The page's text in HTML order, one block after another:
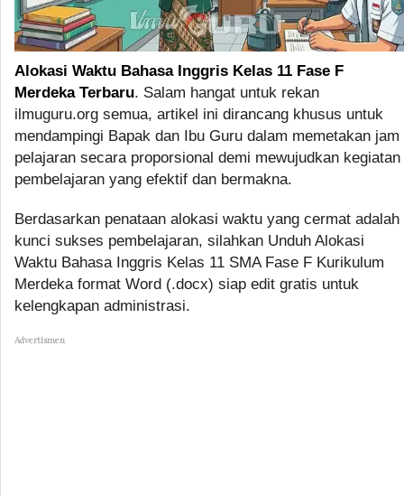
Alokasi Waktu Bahasa Inggris Kelas 11 Fase F
Merdeka Terbaru. Salam hangat untuk rekan
ilmuguru.org semua, artikel ini dirancang khusus untuk
mendampingi Bapak dan Ibu Guru dalam memetakan jam
pelajaran secara proporsional demi mewujudkan kegiatan
pembelajaran yang efektif dan bermakna.
Berdasarkan penataan alokasi waktu yang cermat adalah
kunci sukses pembelajaran, silahkan Unduh Alokasi
Waktu Bahasa Inggris Kelas 11 SMA Fase F Kurikulum
Merdeka format Word (.docx) siap edit gratis untuk
kelengkapan administrasi.
Advertismen